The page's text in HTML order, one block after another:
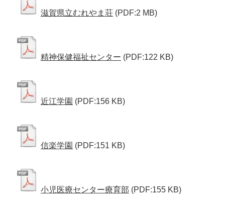
滋賀県立むれやま荘 (PDF:2 MB)
精神保健福祉センター (PDF:122 KB)
近江学園 (PDF:156 KB)
信楽学園 (PDF:151 KB)
小児医療センター療育部 (PDF:155 KB)